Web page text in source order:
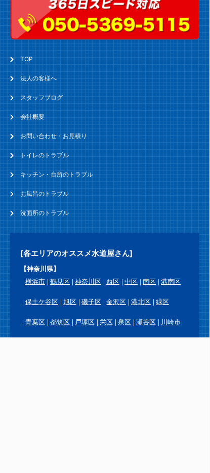
TOP
法人の客様へ
スタッフブログ
会社概要
お問い合わせ・お見積り
トイレのトラブル
キッチン・台所のトラブル
お風呂のトラブル
洗面所のトラブル
[各エリアのオススメ水道屋さん]
【神奈川県】
横浜市
鶴見区 神奈川区 西区 中区 南区 港南区
保土ケ谷区 旭区 磯子区 金沢区 港北区 緑区
青葉区 都筑区 戸塚区 栄区 泉区 瀬谷区 川崎市